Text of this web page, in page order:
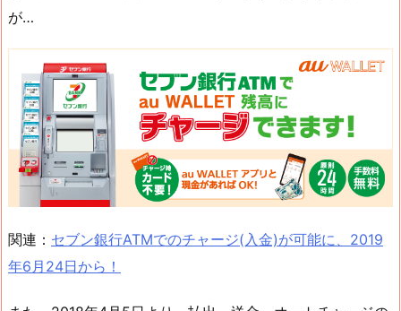
が…
関連： セブン銀行ATMでのチャージ(入金)が可能に、2019
年6月24日から！